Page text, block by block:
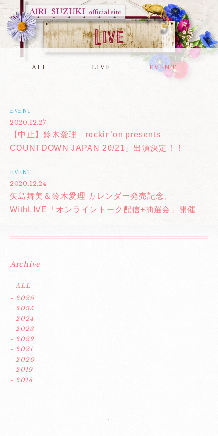
ALL LIVE EVENT
EVENT
2020.12.27
【中止】鈴木愛理「rockin’on presents
COUNTDOWN JAPAN 20/21」出演決定！！
EVENT
2020.12.24
矢島舞美＆鈴木愛理 カレンダー発売記念、
WithLIVE「オンライントーク配信+抽選会」開催！
Archive
- ALL
- 2026
- 2025
- 2024
- 2023
- 2022
- 2021
- 2020
- 2019
- 2018
1